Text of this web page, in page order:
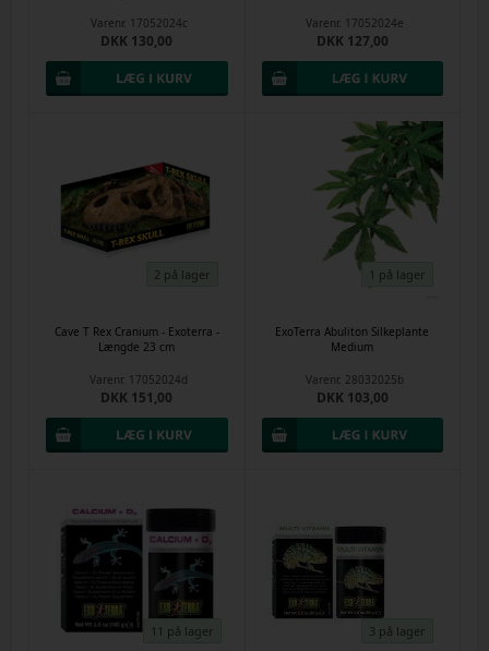
Varenr. 17052024c
DKK 130,00
Varenr. 17052024e
DKK 127,00
2 på lager
Cave T Rex Cranium - Exoterra -
Længde 23 cm
Varenr. 17052024d
DKK 151,00
1 på lager
ExoTerra Abuliton Silkeplante
Medium
Varenr. 28032025b
DKK 103,00
11 på lager 3 på lager